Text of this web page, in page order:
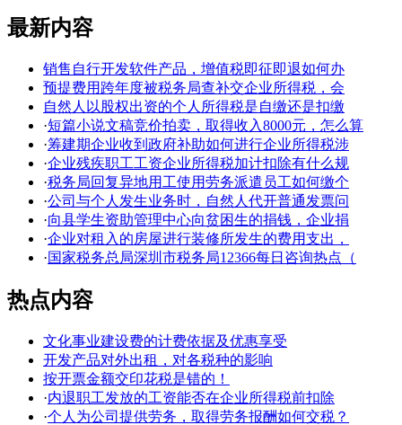
最新内容
销售自行开发软件产品，增值税即征即退如何办
预提费用跨年度被税务局查补交企业所得税，会
自然人以股权出资的个人所得税是自缴还是扣缴
·短篇小说文稿竞价拍卖，取得收入8000元，怎么算
·筹建期企业收到政府补助如何进行企业所得税涉
·企业残疾职工工资企业所得税加计扣除有什么规
·税务局回复异地用工使用劳务派遣员工如何缴个
·公司与个人发生业务时，自然人代开普通发票问
·向县学生资助管理中心向贫困生的捐钱，企业捐
·企业对租入的房屋进行装修所发生的费用支出，
·国家税务总局深圳市税务局12366每日咨询热点（
热点内容
文化事业建设费的计费依据及优惠享受
开发产品对外出租，对各税种的影响
按开票金额交印花税是错的！
·内退职工发放的工资能否在企业所得税前扣除
·个人为公司提供劳务，取得劳务报酬如何交税？